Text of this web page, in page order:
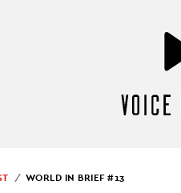
WORLD IN BRIEF #13